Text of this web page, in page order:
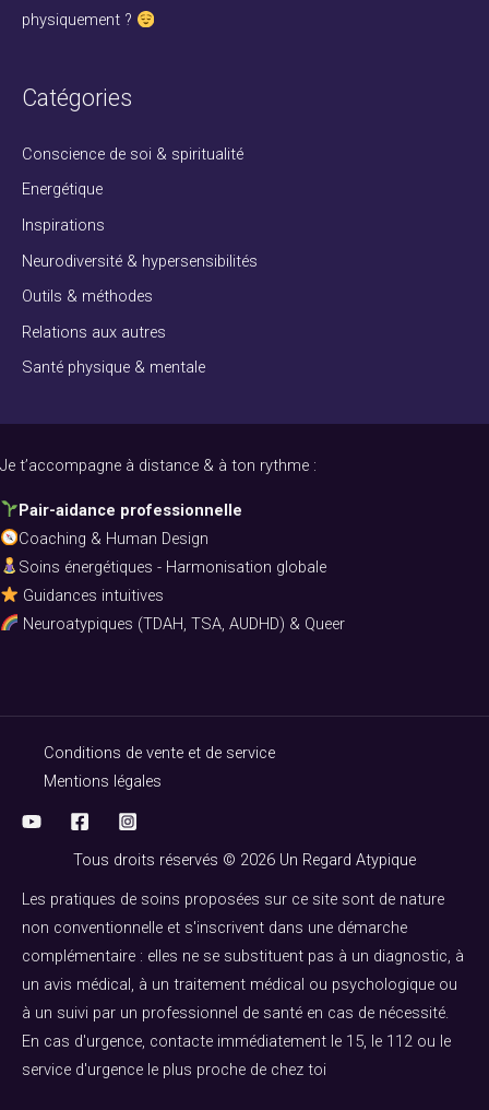
:physiquement ?
Catégories
Conscience de soi & spiritualité
Energétique
Inspirations
Neurodiversité & hypersensibilités
Outils & méthodes
Relations aux autres
Santé physique & mentale
Je t’accompagne à distance & à ton rythme :
Pair-aidance professionnelle
Coaching & Human Design
Soins énergétiques - Harmonisation globale
Guidances intuitives
Neuroatypiques (TDAH, TSA, AUDHD) & Queer
Conditions de vente et de service
Mentions légales
Tous droits réservés © 2026 Un Regard Atypique
Les pratiques de soins proposées sur ce site sont de nature
non conventionnelle et s'inscrivent dans une démarche
complémentaire : elles ne se substituent pas à un diagnostic, à
un avis médical, à un traitement médical ou psychologique ou
à un suivi par un professionnel de santé en cas de nécessité.
En cas d'urgence, contacte immédiatement le 15, le 112 ou le
service d'urgence le plus proche de chez toi